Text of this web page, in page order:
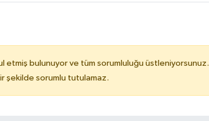
etmiş bulunuyor ve tüm sorumluluğu üstleniyorsunuz.
şekilde sorumlu tutulamaz.